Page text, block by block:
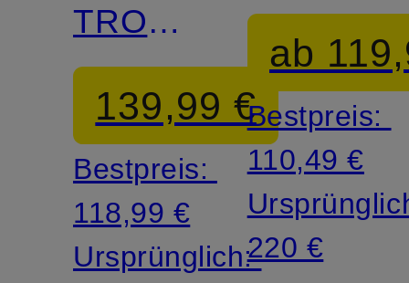
TROPEA
Regular
Fit139,99 €
Bestpreis:
118,99 €
Ursprünglich:
ab
Bestpreis:
110,49 €
220 €